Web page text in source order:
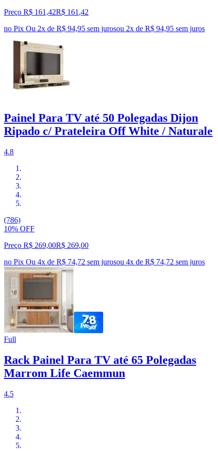
Preço R$ 161,42R$ 161 ,42
no Pix Ou 2x de R$ 94,95 sem jurosou 2x de R$ 94,95 sem juros
Painel Para TV até 50 Polegadas Dijon
Ripado c/ Prateleira Off White / Naturale
4.8
(786)
10% OFF
Preço R$ 269,00R$ 269,00
no Pix Ou 4x de R$ 74,72 sem jurosou 4x de R$ 74,72 sem juros
Full
Rack Painel Para TV até 65 Polegadas
Marrom Life Caemmun
4.5